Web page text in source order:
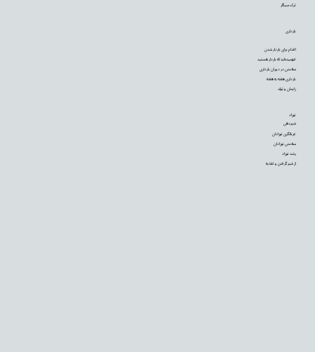
نوزاد
شیردهی
غربالگری نوزادان
سلامتی نوزادان
رشد نوزاد
از شیر گرفتن و تغذیه
بارداری
اقدام برای باردار شدن
فهمیده‌اید که باردار هستید
سلامتی در دوران بارداری
بارداری هفته به هفته
زایمان و تولد
ترک سیگار